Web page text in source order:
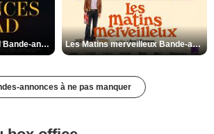
Les Silences de Riyad Bande-annonce VO STFR Les Matins merveilleux Bande-annonce VF
annonces à ne pas manquer